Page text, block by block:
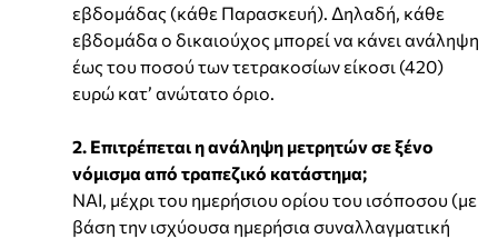
εβδομάδας (κάθε Παρασκευή). Δηλαδή, κάθε
εβδομάδα ο δικαιούχος μπορεί να κάνει ανάληψη
έως του ποσού των τετρακοσίων είκοσι (420)
ευρώ κατ’ ανώτατο όριο.
2. Επιτρέπεται η ανάληψη μετρητών σε ξένο
νόμισμα από τραπεζικό κατάστημα;
ΝΑΙ, μέχρι του ημερήσιου ορίου του ισόποσου (με
βάση την ισχύουσα ημερήσια συναλλαγματική